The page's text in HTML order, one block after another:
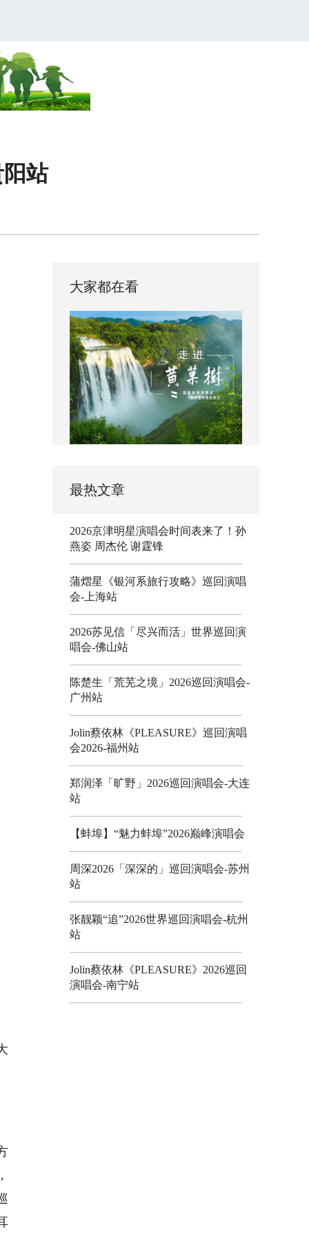
站
大家都在看
最热文章
2026京津明星演唱会时间表来了！孙
燕姿 周杰伦 谢霆锋
蒲熠星《银河系旅行攻略》巡回演唱
会-上海站
2026苏见信「尽兴而活」世界巡回演
唱会-佛山站
陈楚生「荒芜之境」2026巡回演唱会-
广州站
Jolin蔡依林《PLEASURE》巡回演唱
会2026-福州站
郑润泽「旷野」2026巡回演唱会-大连
站
【蚌埠】“魅力蚌埠”2026巅峰演唱会
周深2026「深深的」巡回演唱会-苏州
站
张靓颖“追”2026世界巡回演唱会-杭州
站
Jolin蔡依林《PLEASURE》2026巡回
演唱会-南宁站